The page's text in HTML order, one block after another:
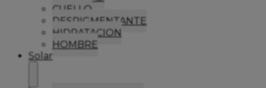
CUELLO
DESPIGMENTANTE
HIDRATACION
HOMBRE
Solar